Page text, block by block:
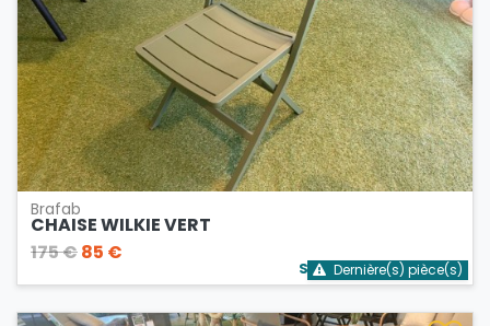
Brafab
CHAISE WILKIE VERT
175 €85 €
Stock bientôt épuisé
Dernière(s) pièce(s)